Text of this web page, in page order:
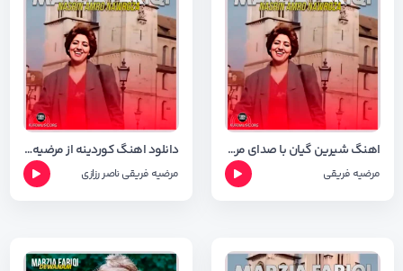
اهنگ شیرین گیان با صدای مرضیه فریقی همراه با شعر اهنگ
مرضیه فریقی
دانلود اهنگ کوردینه از مرضیه فریقی و ناصر رزازی با کیفیت ۳۲۰
مرضیه فریقیناصر رزازی